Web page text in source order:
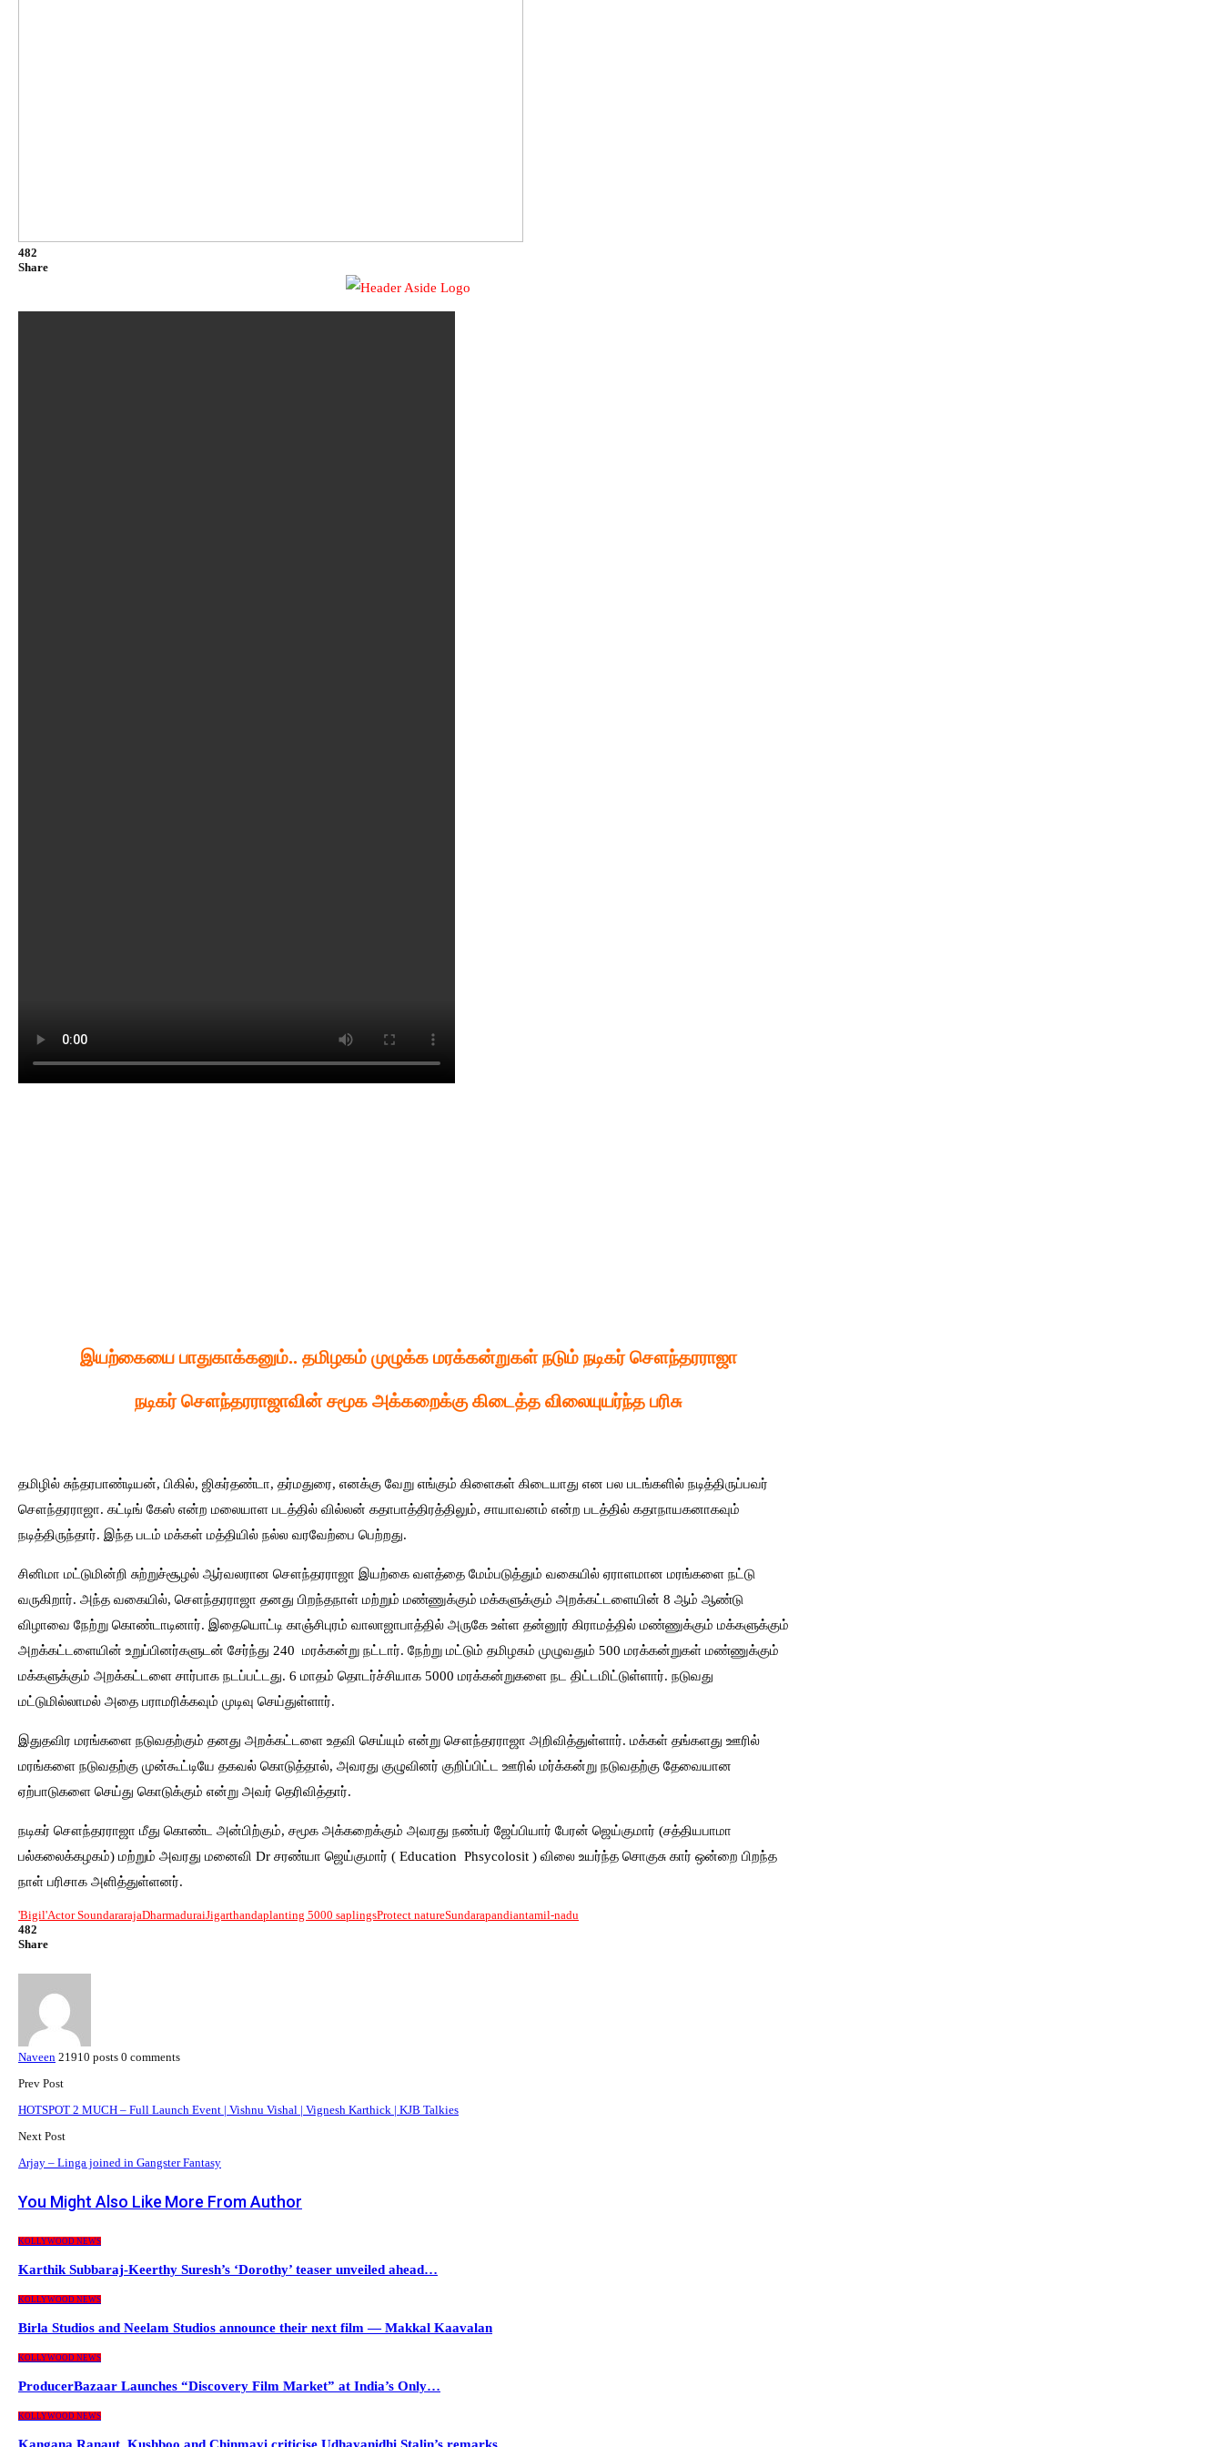
482
Share
இயற்கையை பாதுகாக்கனும்.. தமிழகம் முழுக்க மரக்கன்றுகள் நடும் நடிகர் சௌந்தரராஜா
நடிகர் சௌந்தரராஜாவின் சமூக அக்கறைக்கு கிடைத்த விலையுயர்ந்த பரிசு
தமிழில் சுந்தரபாண்டியன், பிகில், ஜிகர்தண்டா, தர்மதுரை, எனக்கு வேறு எங்கும் கிளைகள் கிடையாது என பல படங்களில் நடித்திருப்பவர்
சௌந்தரராஜா. கட்டிங் கேஸ் என்ற மலையாள படத்தில் வில்லன் கதாபாத்திரத்திலும், சாயாவனம் என்ற படத்தில் கதாநாயகனாகவும்
நடித்திருந்தார். இந்த படம் மக்கள் மத்தியில் நல்ல வரவேற்பை பெற்றது.
சினிமா மட்டுமின்றி சுற்றுச்சூழல் ஆர்வலரான சௌந்தரராஜா இயற்கை வளத்தை மேம்படுத்தும் வகையில் ஏராளமான மரங்களை நட்டு
வருகிறார். அந்த வகையில், சௌந்தரராஜா தனது பிறந்தநாள் மற்றும் மண்ணுக்கும் மக்களுக்கும் அறக்கட்டளையின் 8 ஆம் ஆண்டு
விழாவை நேற்று கொண்டாடினார். இதையொட்டி காஞ்சிபுரம் வாலாஜாபாத்தில் அருகே உள்ள தன்னூர் கிராமத்தில் மண்ணுக்கும் மக்களுக்கும்
அறக்கட்டளையின் உறுப்பினர்களுடன் சேர்ந்து 240 மரக்கன்று நட்டார். நேற்று மட்டும் தமிழகம் முழுவதும் 500 மரக்கன்றுகள் மண்ணுக்கும்
மக்களுக்கும் அறக்கட்டளை சார்பாக நடப்பட்டது. 6 மாதம் தொடர்ச்சியாக 5000 மரக்கன்றுகளை நட திட்டமிட்டுள்ளார். நடுவது
மட்டுமில்லாமல் அதை பராமரிக்கவும் முடிவு செய்துள்ளார்.
இதுதவிர மரங்களை நடுவதற்கும் தனது அறக்கட்டளை உதவி செய்யும் என்று சௌந்தரராஜா அறிவித்துள்ளார். மக்கள் தங்களது ஊரில்
மரங்களை நடுவதற்கு முன்கூட்டியே தகவல் கொடுத்தால், அவரது குழுவினர் குறிப்பிட்ட ஊரில் மர்க்கன்று நடுவதற்கு தேவையான
ஏற்பாடுகளை செய்து கொடுக்கும் என்று அவர் தெரிவித்தார்.
நடிகர் சௌந்தரராஜா மீது கொண்ட அன்பிற்கும், சமூக அக்கறைக்கும் அவரது நண்பர் ஜேப்பியார் பேரன் ஜெய்குமார் (சத்தியபாமா
பல்கலைக்கழகம்) மற்றும் அவரது மனைவி Dr சரண்யா ஜெய்குமார் ( Education Phsycolosit ) விலை உயர்ந்த சொகுசு கார் ஒன்றை பிறந்த
நாள் பரிசாக அளித்துள்ளனர்.
'Bigil'Actor SoundararajaDharmaduraiJigarthandaplanting 5000 saplingsProtect natureSundarapandiantamil-nadu
482
Share
Naveen 21910 posts 0 comments
Prev Post
HOTSPOT 2 MUCH – Full Launch Event | Vishnu Vishal | Vignesh Karthick | KJB Talkies
Next Post
Arjay – Linga joined in Gangster Fantasy
You Might Also Like More From Author
KOLLYWOOD NEWS
Karthik Subbaraj-Keerthy Suresh’s ‘Dorothy’ teaser unveiled ahead…
KOLLYWOOD NEWS
Birla Studios and Neelam Studios announce their next film — Makkal Kaavalan
KOLLYWOOD NEWS
ProducerBazaar Launches “Discovery Film Market” at India’s Only…
KOLLYWOOD NEWS